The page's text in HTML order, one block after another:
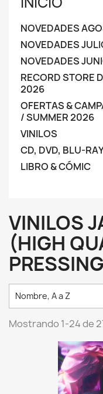
NOVEDADES
NOVEDADES
NOVEDADES
RECORD STORE
2026
OFERTAS &
/ SUMMER 2026
VINILOS
CD, DVD, BLU-
LIBRO & CÓMIC
VINILOS
(HIGH
Nombre, A a Z
Mostrando 1-24 de